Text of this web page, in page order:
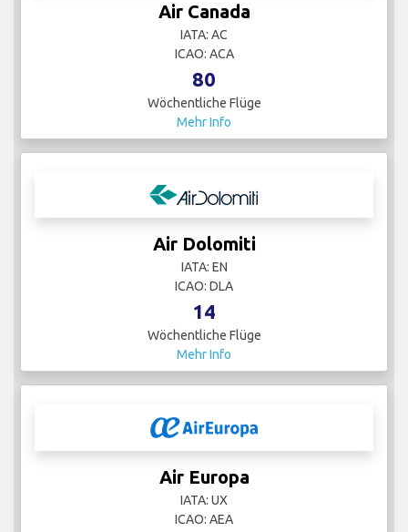
Air Canada
IATA: AC
ICAO: ACA
80
Wöchentliche Flüge
Mehr Info
Air Dolomiti
IATA: EN
ICAO: DLA
14
Wöchentliche Flüge
Mehr Info
Air Europa
IATA: UX
ICAO: AEA